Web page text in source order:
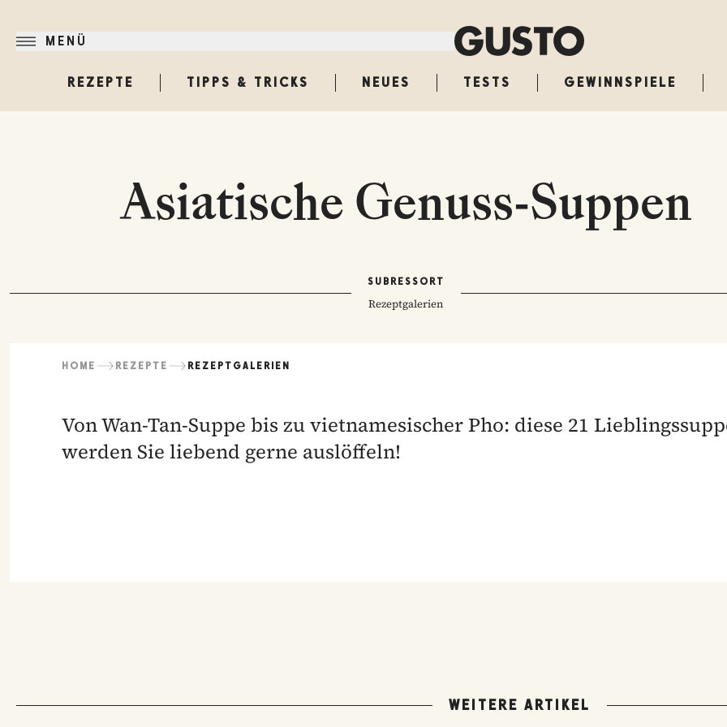
MENÜ
REZEPTE TIPPS & TRICKS NEUES TESTS GEWINNSPIELE
Asiatische Genuss-Suppen
SUBRESSORT
Rezeptgalerien
HOME REZEPTE REZEPTGALERIEN
Von Wan-Tan-Suppe bis zu vietnamesischer Pho: diese 21
werden Sie liebend gerne auslöffeln!
WEITERE ARTIKEL